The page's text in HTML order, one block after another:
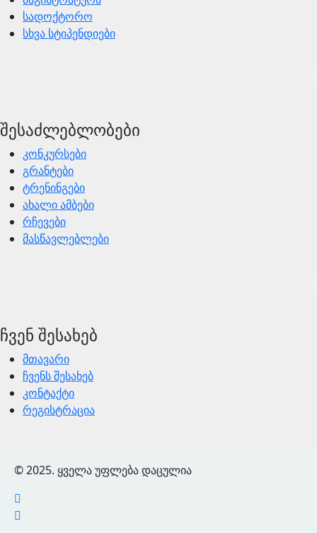
სადოქტორო
სხვა სტიპენდიები
შესაძლებლობები
კონკურსები
გრანტები
ტრენინგები
ახალი ამბები
რჩევები
მასწავლებლები
ჩვენ შესახებ
მთავარი
ჩვენს შესახებ
კონტაქტი
რეგისტრაცია
© 2025. ყველა უფლება დაცულია